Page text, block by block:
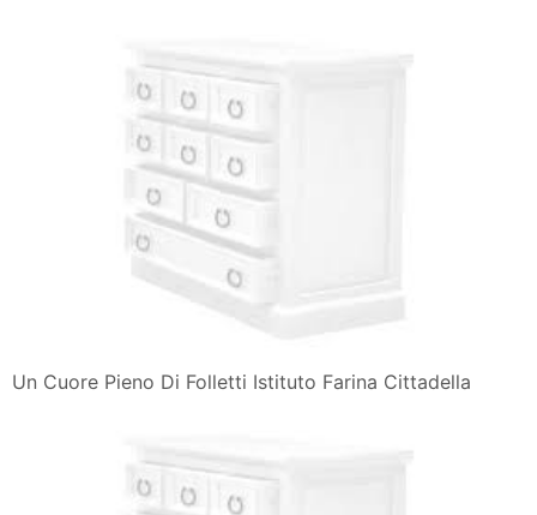
Un Cuore Pieno Di Folletti Istituto Farina Cittadella